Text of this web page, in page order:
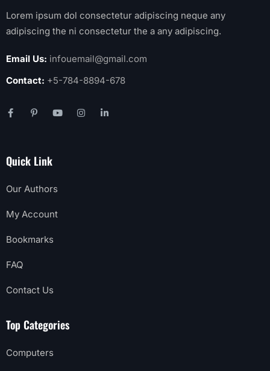
Lorem ipsum dol consectetur adipiscing neque any
adipiscing the ni consectetur the a any adipiscing.
Email Us: infouemail@gmail.com
Contact: +5-784-8894-678
Quick Link
Our Authors
My Account
Bookmarks
FAQ
Contact Us
Top Categories
Computers